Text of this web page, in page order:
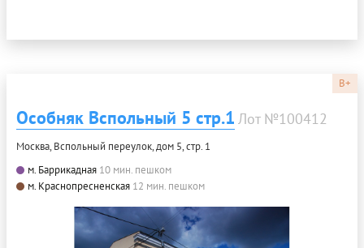
B+
Особняк Вспольный 5 стр.1 Лот №100412
Москва, Вспольный переулок, дом 5, стр. 1
м. Баррикадная 10 мин. пешком
м. Краснопресненская 12 мин. пешком